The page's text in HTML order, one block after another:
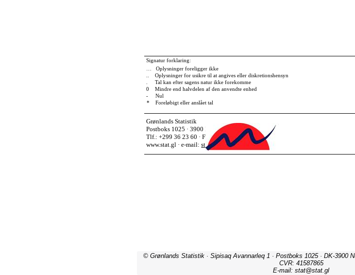
© Grønlands Statistik · Sipisaq Avannarleq 1 · Postboks 1025 · DK-3900
CVR: 41587865
E-mail: stat@stat.gl